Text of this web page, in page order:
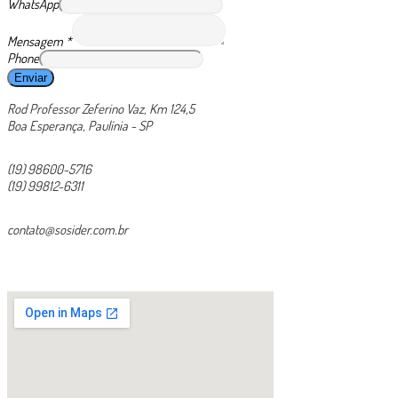
WhatsApp
Mensagem *
Phone
Enviar
Rod Professor Zeferino Vaz, Km 124,5
Boa Esperança, Paulínia - SP
(19) 98600-5716
(19) 99812-6311
contato@sosider.com.br